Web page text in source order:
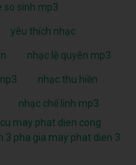
so sinh mp3
yêu thích nhạc
nhạc lệ quyên mp3
nhạc thu hiền
nhạc chế linh mp3
may phat dien cong
3 pha gia may phat dien 3